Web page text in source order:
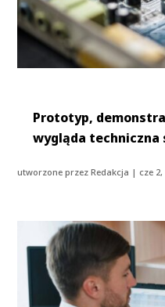
Prototyp,
wygląda techniczna
utworzone przezRedakcja | cze 2,